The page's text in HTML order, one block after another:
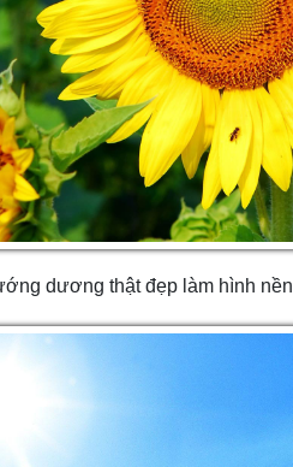
dương thật đẹp làm hình nền